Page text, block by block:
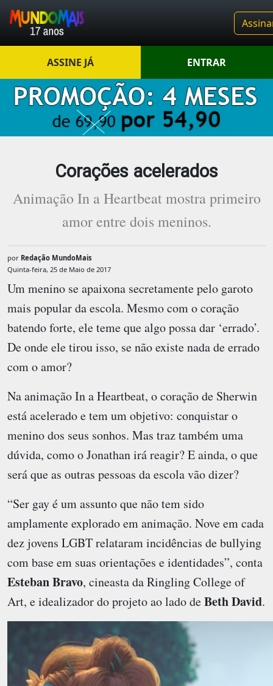
ASSINE JÁ ENTRAR
Corações acelerados
Animação In a Heartbeat mostra primeiro
amor entre dois meninos.
por Redação MundoMais
Quinta-feira, 25 de Maio de 2017
Um menino se apaixona secretamente pelo garoto
mais popular da escola. Mesmo com o coração
batendo forte, ele teme que algo possa dar ‘errado’.
De onde ele tirou isso, se não existe nada de errado
com o amor?
Na animação In a Heartbeat, o coração de Sherwin
está acelerado e tem um objetivo: conquistar o
menino dos seus sonhos. Mas traz também uma
dúvida, como o Jonathan irá reagir? E ainda, o que
será que as outras pessoas da escola vão dizer?
“Ser gay é um assunto que não tem sido
amplamente explorado em animação. Nove em cada
dez jovens LGBT relataram incidências de bullying
com base em suas orientações e identidades”, conta
Esteban Bravo, cineasta da Ringling College of
Art, e idealizador do projeto ao lado deBeth David.